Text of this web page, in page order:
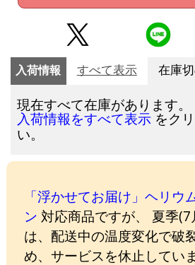
入荷情報 すべて表示 在庫
現在すべて在庫があります。
入荷情報をすべて表示 をク
い。
「浮かせてお届け」ヘリウ
ン 対応商品ですが、 夏季
は、配送中の温度変化で破
め、サービスを休止していま